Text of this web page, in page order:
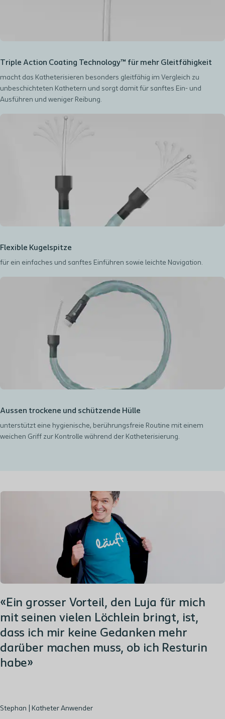
Triple Action Coating Technology™ für mehr Gleitfähigkeit
macht das Katheterisieren besonders gleitfähig im Vergleich zu
unbeschichteten Kathetern und sorgt damit für sanftes Ein- und
Ausführen und weniger Reibung.
Flexible Kugelspitze
für ein einfaches und sanftes Einführen sowie leichte Navigation.
Aussen trockene und schützende Hülle
unterstützt eine hygienische, berührungsfreie Routine mit einem
weichen Griff zur Kontrolle während der Katheterisierung.
«Ein grosser Vorteil, den Luja für mich
mit seinen vielen Löchlein bringt, ist,
dass ich mir keine Gedanken mehr
darüber machen muss, ob ich Resturin
habe»
Stephan | Katheter Anwender